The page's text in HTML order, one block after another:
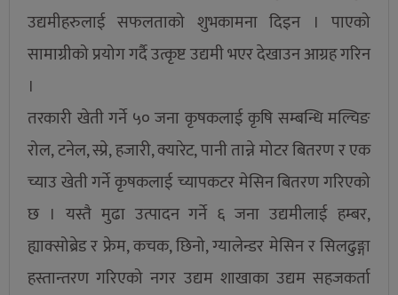
उद्यमीहरुलाई सफलताको शुभकामना दिइन । पाएको
सामाग्रीको प्रयोग गर्दै उत्कृष्ट उद्यमी भएर देखाउन आग्रह गरिन
।
तरकारी खेती गर्ने ५० जना कृषकलाई कृषि सम्बन्धि मल्चिङ
रोल, टनेल, स्प्रे, हजारी, क्यारेट, पानी तान्ने मोटर बितरण र एक
च्याउ खेती गर्ने कृषकलाई च्यापकटर मेसिन बितरण गरिएको
छ । यस्तै मुढा उत्पादन गर्ने ६ जना उद्यमीलाई हम्बर,
ह्याक्सोब्रेड र फ्रेम, कचक, छिनो, ग्यालेन्डर मेसिन र सिलढुङ्गा
हस्तान्तरण गरिएको नगर उद्यम शाखाका उद्यम सहजकर्ता